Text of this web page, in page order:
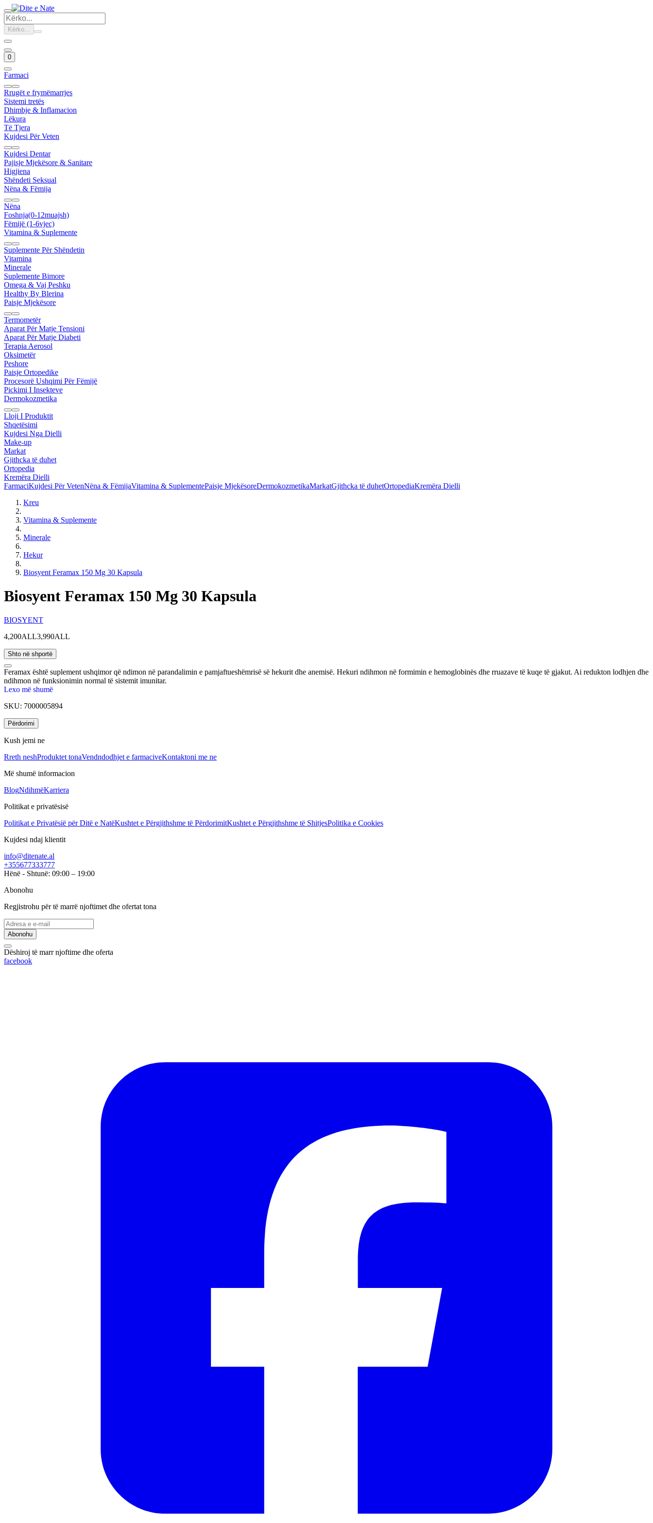
Kërko...
0
Farmaci
Rrugët e frymëmarrjes
Sistemi tretës
Dhimbje & Inflamacion
Lëkura
Të Tjera
Kujdesi Për Veten
Kujdesi Dentar
Pajisje Mjekësore & Sanitare
Higjiena
Shëndeti Seksual
Nëna & Fëmija
Nëna
Foshnja(0-12muajsh)
Fëmijë (1-6vjec)
Vitamina & Suplemente
Suplemente Për Shëndetin
Vitamina
Minerale
Suplemente Bimore
Omega & Vaj Peshku
Healthy By Blerina
Paisje Mjekësore
Termometër
Aparat Për Matje Tensioni
Aparat Për Matje Diabeti
Terapia Aerosol
Oksimetër
Peshore
Paisje Ortopedike
Procesorë Ushqimi Për Fëmijë
Pickimi I Insekteve
Dermokozmetika
Lloji I Produktit
Shqetësimi
Kujdesi Nga Dielli
Make-up
Markat
Gjithcka të duhet
Ortopedia
Kremëra Dielli
FarmaciKujdesi Për VetenNëna & FëmijaVitamina & SuplementePaisje MjekësoreDermokozmetikaMarkatGjithcka të duhetOrtopediaKremëra Dielli
Kreu
Vitamina & Suplemente
Minerale
Hekur
Biosyent Feramax 150 Mg 30 Kapsula
Biosyent Feramax 150 Mg 30 Kapsula
BIOSYENT
4,200ALL3,990ALL
Shto në shportë
Feramax është suplement ushqimor që ndimon në parandalimin e pamjaftueshëmrisë së hekurit dhe anemisë. Hekuri ndihmon në formimin e hemoglobinës dhe rruazave të kuqe të gjakut. Ai redukton lodhjen dhe
ndihmon në funksionimin normal të sistemit imunitar.
Lexo më shumë
SKU: 7000005894
Përdorimi
Kush jemi ne
Rreth neshProduktet tonaVendndodhjet e farmaciveKontaktoni me ne
Më shumë informacion
BlogNdihmëKarriera
Politikat e privatësisë
Politikat e Privatësië për Ditë e NatëKushtet e Përgjithshme të PërdorimitKushtet e Përgjithshme të ShitjesPolitika e Cookies
Kujdesi ndaj klientit
info@ditenate.al
+355677333777
Hënë - Shtunë: 09:00 – 19:00
Abonohu
Regjistrohu për të marrë njoftimet dhe ofertat tona
Abonohu
Dëshiroj të marr njoftime dhe oferta
facebook